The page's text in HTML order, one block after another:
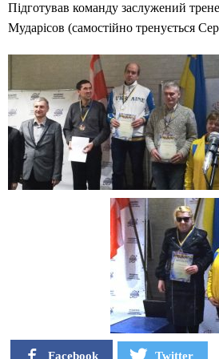
Підготував команду заслужений
Мударісов (самостійно тренується
Facebook Twitter